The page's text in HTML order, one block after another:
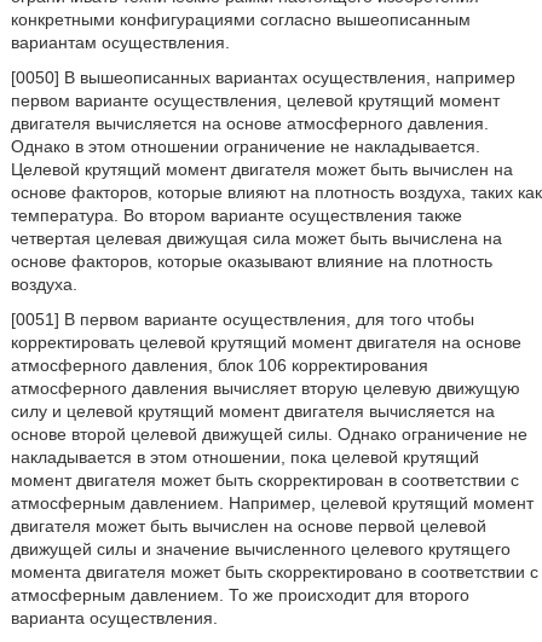
конкретными конфигурациями согласно вышеописанным
вариантам осуществления.
[0050] В вышеописанных вариантах осуществления, например
первом варианте осуществления, целевой крутящий момент
двигателя вычисляется на основе атмосферного давления.
Однако в этом отношении ограничение не накладывается.
Целевой крутящий момент двигателя может быть вычислен на
основе факторов, которые влияют на плотность воздуха, таких как
температура. Во втором варианте осуществления также
четвертая целевая движущая сила может быть вычислена на
основе факторов, которые оказывают влияние на плотность
воздуха.
[0051] В первом варианте осуществления, для того чтобы
корректировать целевой крутящий момент двигателя на основе
атмосферного давления, блок 106 корректирования
атмосферного давления вычисляет вторую целевую движущую
силу и целевой крутящий момент двигателя вычисляется на
основе второй целевой движущей силы. Однако ограничение не
накладывается в этом отношении, пока целевой крутящий
момент двигателя может быть скорректирован в соответствии с
атмосферным давлением. Например, целевой крутящий момент
двигателя может быть вычислен на основе первой целевой
движущей силы и значение вычисленного целевого крутящего
момента двигателя может быть скорректировано в соответствии с
атмосферным давлением. То же происходит для второго
варианта осуществления.